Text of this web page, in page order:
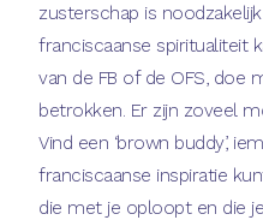
zusterschap is
franciscaanse spiritualiteit
van de FB of de OFS, doe
betrokken. Er zijn zoveel
Vind een ‘brown buddy’,
franciscaanse inspiratie
die met je oploopt en die